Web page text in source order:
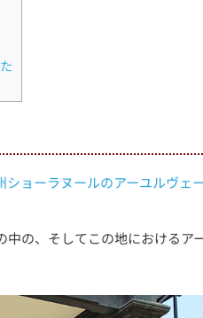
ショーラヌールのアーユルヴェ
の、そしてこの地におけるア